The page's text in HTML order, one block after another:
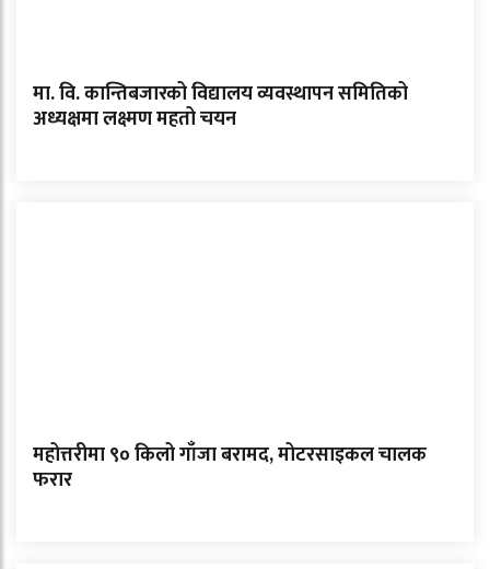
मा. वि. कान्तिबजारको विद्यालय व्यवस्थापन समितिको
अध्यक्षमा लक्ष्मण महतो चयन
महोत्तरीमा ९० किलो गाँजा बरामद, मोटरसाइकल चालक
फरार